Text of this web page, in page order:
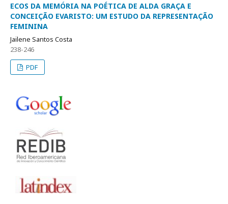
ECOS DA MEMÓRIA NA POÉTICA DE ALDA GRAÇA E
CONCEIÇÃO EVARISTO: UM ESTUDO DA REPRESENTAÇÃO
FEMININA
Jailene Santos Costa
238-246
PDF